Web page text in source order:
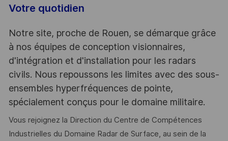
Votre quotidien
Notre site, proche de Rouen, se démarque grâce
à nos équipes de conception visionnaires,
d'intégration et d'installation pour les radars
civils. Nous repoussons les limites avec des sous-
ensembles hyperfréquences de pointe,
spécialement conçus pour le domaine militaire.
Vous rejoignez la Direction du Centre de Compétences
Industrielles du Domaine Radar de Surface, au sein de la